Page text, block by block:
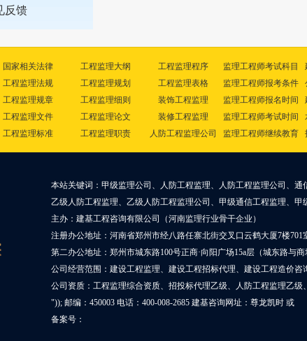
反馈
国家相关法律
工程监理法规
工程监理规章
工程监理文件
工程监理标准
工程监理大纲
工程监理规划
工程监理细则
工程监理论文
工程监理职责
工程监理程序
工程监理表格
装饰工程监理
装修工程监理
人防工程监理公司
监理工程师考试科目
监理工程师报考条件
监理工程师报名时间
监理工程师考试时间
监理工程师继续教育
本站关键词：甲级监理公司、人防工程监理、人防工程监理公司、通
乙级人防工程监理、乙级人防工程监理公司、甲级通信工程监理、甲
主办：建基工程咨询有限公司（河南监理行业骨干企业）
注册办公地址：河南省郑州市经八路任寨北街交叉口云鹤大厦7楼701
第二办公地址：郑州市城东路100号正商·向阳广场15a层（城东路与商
公司经营范围：建设工程监理、建设工程招标代理、建设工程造价咨
公司资质：工程监理综合资质、招投标代理乙级、人防工程监理乙级
")); 邮编：450003 电话：400-008-2685 建基咨询网址： 尊龙凯时 或
备案号：